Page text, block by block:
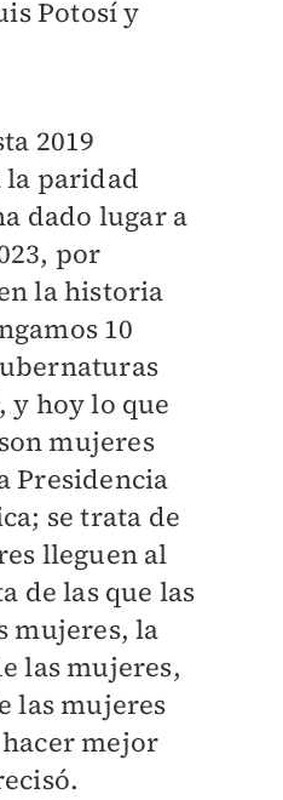
Potosí y
2019
la paridad
dado lugar a
por
la historia
10
y hoy lo que
mujeres
Presidencia
se trata de
lleguen al
de las que las
mujeres, la
las mujeres,
las mujeres
mejor